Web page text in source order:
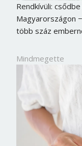
Rendkívüli:
Magyarországon
több száz
Mindmegette